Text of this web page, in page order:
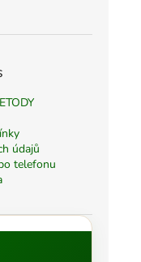
údajů
telefonu